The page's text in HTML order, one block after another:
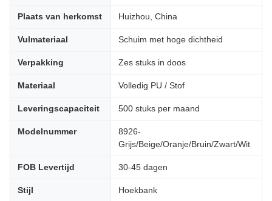
Plaats van herkomst Huizhou, China
Vulmateriaal Schuim met hoge dichtheid
Verpakking Zes stuks in doos
Materiaal Volledig PU / Stof
Leveringscapaciteit 500 stuks per maand
Modelnummer
8926-
Grijs/Beige/Oranje/Bruin/Zwart/Wit
FOB Levertijd 30-45 dagen
Stijl Hoekbank